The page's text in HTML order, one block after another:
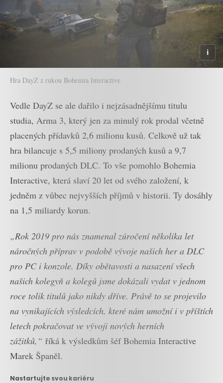
Hra DayZ z rukou Bohemia Interactive
Vedle DayZ se ale dařilo i nejzásadnějšímu titulu
studia, Arma 3, který jen za minulý rok prodal včetně
placených přídavků 2,6 milionu kusů. Celkově už tak
hra bilancuje s 5,5 miliony prodaných kusů a 9,7
milionu prodaných DLC. To vše pomohlo Bohemia
Interactive, která slaví 20 let od svého založení, k
jedněm z vůbec nejvyšších příjmů v historii. Ty dosáhly
na 1,5 miliardy korun.
„Rok 2019 pro nás znamenal zúročení několika let
náročných příprav v podobě vývoje našich her a DLC
pro PC i konzole. Díky obětavosti a nasazení všech
našich kolegyň a kolegů jsme dokázali vydat v jednom
roce tolik titulů jako nikdy dříve. Právě to se projevilo
na vynikajících výsledcích, které nám umožní i v příštích
letech pokračovat ve vývoji nových herních
zážitků,“ říká k výsledkům šéf Bohemia Interactive
Marek Španěl.
Nastartujte svou kariéru